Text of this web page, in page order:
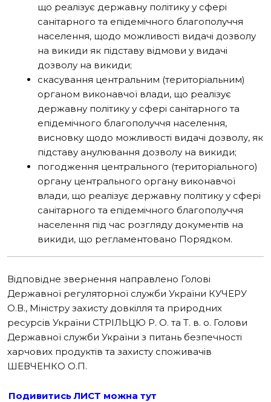
що реалізує державну політику у сфері
санітарного та епідемічного благополуччя
населення, щодо можливості видачі дозволу
на викиди як підставу відмови у видачі
дозволу на викиди;
скасування центральним (територіальним)
органом виконавчої влади, що реалізує
державну політику у сфері санітарного та
епідемічного благополуччя населення,
висновку щодо можливості видачі дозволу, як
підставу анулювання дозволу на викиди;
погодження центрального (територіального)
органу центрального органу виконавчої
влади, що реалізує державну політику у сфері
санітарного та епідемічного благополуччя
населення під час розгляду документів на
викиди, що регламентовано Порядком.
Відповідне звернення направлено Голові
Державної регуляторної служби України КУЧЕРУ
О.В., Міністру захисту довкілля та природних
ресурсів України СТРІЛЬЦЮ Р. О. та Т. в. о. Голови
Державної служби України з питань безпечності
харчових продуктів та захисту споживачів
ШЕВЧЕНКО О.П.
Подивитись ЛИСТ можна тут